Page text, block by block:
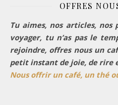
OFFRES
Tu aimes, nos articles,
voyager, tu n’as pas le
rejoindre, offres nous un
petit instant de joie, de rire
Nous offrir un café, un thé